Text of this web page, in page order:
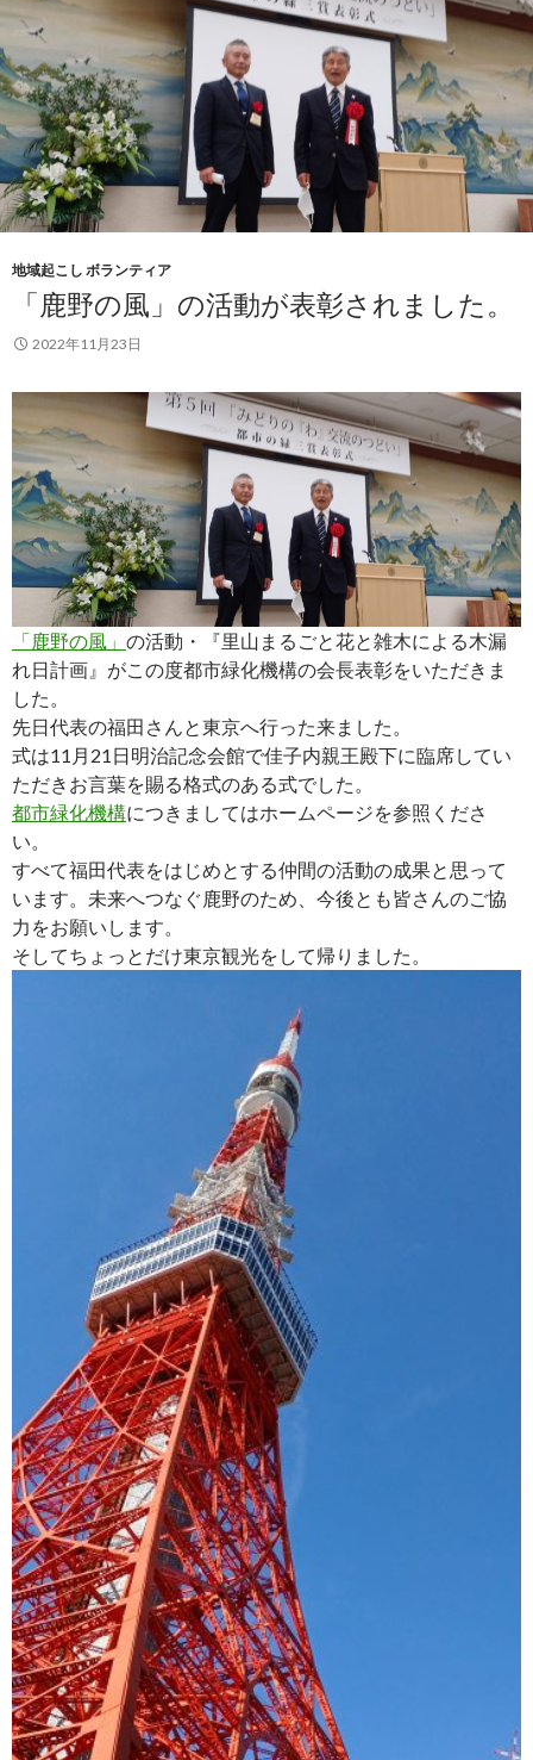
地域起こし ボランティア
「鹿野の風」の活動が表彰されました。
2022年11月23日
「鹿野の風」 の活動・『里山まるごと花と雑木による木漏
れ日計画』がこの度都市緑化機構の会長表彰をいただきま
した。
先日代表の福田さんと東京へ行った来ました。
式は11月21日明治記念会館で佳子内親王殿下に臨席してい
ただきお言葉を賜る格式のある式でした。
都市緑化機構につきましてはホームページを参照くださ
い。
すべて福田代表をはじめとする仲間の活動の成果と思って
います。未来へつなぐ鹿野のため、今後とも皆さんのご協
力をお願いします。
そしてちょっとだけ東京観光をして帰りました。